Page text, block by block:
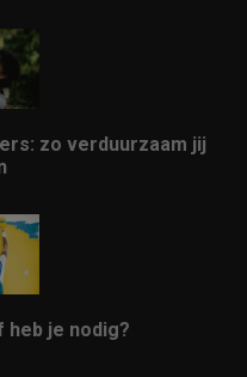
zo verduurzaam jij
je nodig?